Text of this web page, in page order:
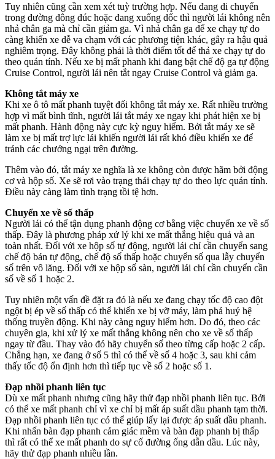
Tuy nhiên cũng cần xem xét tuỳ trường hợp. Nếu đang di chuyển
trong đường đông đúc hoặc đang xuống dốc thì người lái không nên
nhả chân ga mà chỉ cần giảm ga. Vì nhả chân ga để xe chạy tự do
càng khiến xe dễ va chạm với các phương tiện khác, gây ra hậu quả
nghiêm trọng. Đây không phải là thời điểm tốt để thả xe chạy tự do
theo quán tính. Nếu xe bị mất phanh khi đang bật chế độ ga tự động
Cruise Control, người lái nên tắt ngay Cruise Control và giảm ga.
Không tắt máy xe
Khi xe ô tô mất phanh tuyệt đối không tắt máy xe. Rất nhiều trường
hợp vì mất bình tĩnh, người lái tắt máy xe ngay khi phát hiện xe bị
mất phanh. Hành động này cực kỳ nguy hiểm. Bởi tắt máy xe sẽ
làm xe bị mất trợ lực lái khiến người lái rất khó điều khiển xe để
tránh các chướng ngại trên đường.
Thêm vào đó, tắt máy xe nghĩa là xe không còn được hãm bởi động
cơ và hộp số. Xe sẽ rơi vào trạng thái chạy tự do theo lực quán tính.
Điều này càng làm tình trạng tồi tệ hơn.
Chuyển xe về số thấp
Người lái có thể tận dụng phanh động cơ bằng việc chuyển xe về số
thấp. Đây là phương pháp xử lý khi xe mất thắng hiệu quả và an
toàn nhất. Đối với xe hộp số tự động, người lái chỉ cần chuyển sang
chế độ bán tự động, chế độ số thấp hoặc chuyển số qua lẫy chuyển
số trên vô lăng. Đối với xe hộp số sàn, người lái chỉ cần chuyển cần
số về số 1 hoặc 2.
Tuy nhiên một vấn đề đặt ra đó là nếu xe đang chạy tốc độ cao đột
ngột bị ép về số thấp có thể khiến xe bị vỡ máy, làm phá huỷ hệ
thống truyền động. Khi này càng nguy hiểm hơn. Do đó, theo các
chuyên gia, khi xử lý xe mất thắng không nên cho xe về số thấp
ngay từ đầu. Thay vào đó hãy chuyển số theo từng cấp hoặc 2 cấp.
Chẳng hạn, xe đang ở số 5 thì có thể về số 4 hoặc 3, sau khi cảm
thấy tốc độ ổn định hơn thì tiếp tục về số 2 hoặc số 1.
Đạp nhồi phanh liên tục
Dù xe mất phanh nhưng cũng hãy thử đạp nhồi phanh liên tục. Bởi
có thể xe mất phanh chỉ vì xe chỉ bị mất áp suất dầu phanh tạm thời.
Đạp nhồi phanh liên tục có thể giúp lấy lại được áp suất dầu phanh.
Khi nhấn bàn đạp phanh cảm giác mềm và bàn đạp phanh bị thấp
thì rất có thể xe mất phanh do sự cố đường ống dẫn dầu. Lúc này,
hãy thử đạp phanh nhiều lần.